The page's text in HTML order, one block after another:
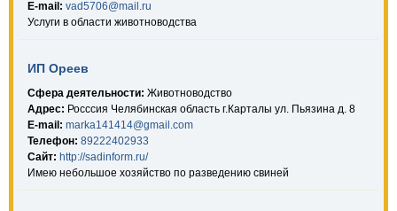
E-mail: vad5706@mail.ru
Услуги в области животноводства
ИП Ореев
Сфера деятельности: Животноводство
Адрес: Росссия Челябинская область г.Карталы ул. Пьязина д. 8
E-mail: marka141414@gmail.com
Телефон: 89222402933
Сайт: http://sadinform.ru/
Имею небольшое хозяйство по разведению свиней